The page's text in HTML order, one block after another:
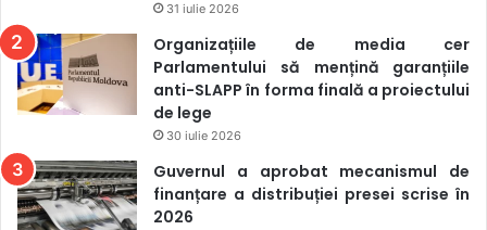
ziare
31 iulie 2026
Organizațiile de media cer
Parlamentului să mențină garanțiile
anti-SLAPP în forma finală a proiectului
de lege
30 iulie 2026
Guvernul a aprobat mecanismul de
finanțare a distribuției presei scrise în
2026